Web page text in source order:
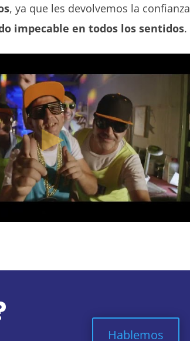
, ya que les devolvemos la confianza
impecable en todos los sentidos.
Hablemos